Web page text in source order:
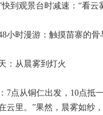
快到观景台时减速：“看
小时漫游：触摸苗寨的骨
：从晨雾到灯火
7点从铜仁出发，10点抵
云里。”果然，晨雾如纱